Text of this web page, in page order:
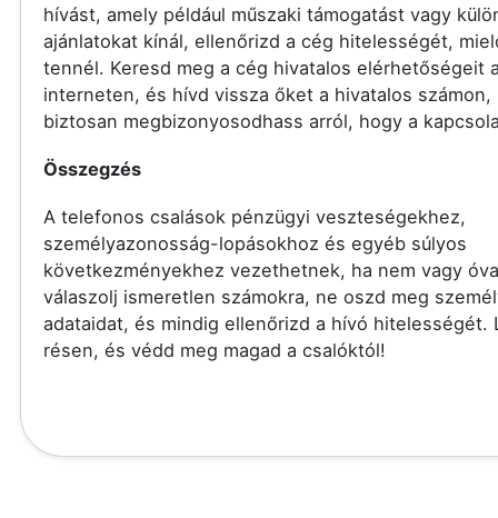
hívást, amely például műszaki támogatást vagy
ajánlatokat kínál, ellenőrizd a cég hitelességét,
tennél. Keresd meg a cég hivatalos elérhetőségeit
interneten, és hívd vissza őket a hivatalos számon,
biztosan megbizonyosodhass arról, hogy a
Összegzés
A telefonos csalások pénzügyi veszteségekhez,
személyazonosság-lopásokhoz és egyéb súlyos
következményekhez vezethetnek, ha nem vagy
válaszolj ismeretlen számokra, ne oszd meg
adataidat, és mindig ellenőrizd a hívó hitelességét.
résen, és védd meg magad a csalóktól!